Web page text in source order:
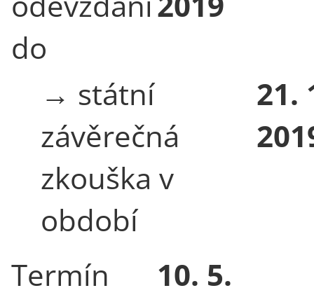
do
→ státní
závěrečná
zkouška v
období
21.
Termín
10. 5.